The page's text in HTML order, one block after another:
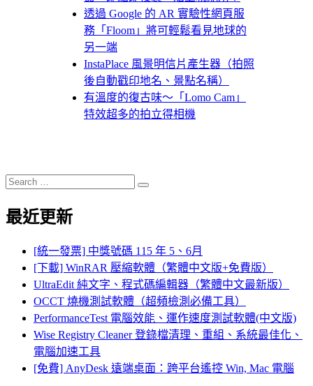
透過 Google 的 AR 實驗性網頁服
務「Floom」將可輕鬆看見地球的
另一端
InstaPlace 風景明信片產生器（拍照
後自動戳印地名、景點名稱）
有溫度的復古味～「Lomo Cam」
特效超多的拍立得相機
Search
for:
Search
最近更新
[統一發票] 中獎號碼 115 年 5、6月
[下載] WinRAR 壓縮軟體（繁體中文版+免費版）
UltraEdit 純文字、程式碼編輯器（繁體中文最新版）
OCCT 燒機測試軟體（超頻檢測必備工具）
PerformanceTest 電腦效能、運作速度測試軟體(中文版)
Wise Registry Cleaner 登錄檔清理、重組、系統最佳化、
電腦加速工具
[免費] AnyDesk 遠端桌面：跨平台遙控 Win, Mac 電腦